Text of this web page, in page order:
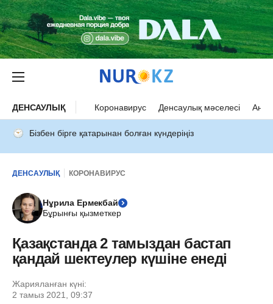
ДЕНСАУЛЫҚ Коронавирус Денсаулық мәселесі Ана
Бізбен бірге қатарынан болған күндеріңіз
ДЕНСАУЛЫҚ КОРОНАВИРУС
Нұрила Ермекбай
Бұрынғы қызметкер
Қазақстанда 2 тамыздан бастап
қандай шектеулер күшіне енеді
Жарияланған күні:
2 тамыз 2021, 09:37